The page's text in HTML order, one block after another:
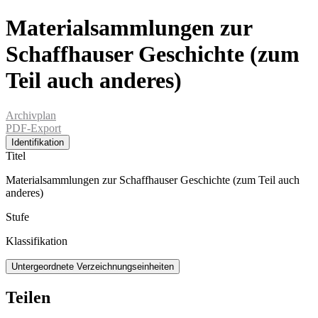
Materialsammlungen zur
Schaffhauser Geschichte (zum
Teil auch anderes)
Archivplan
PDF-Export
Identifikation
Titel
Materialsammlungen zur Schaffhauser Geschichte (zum Teil auch
anderes)
Stufe
Klassifikation
Untergeordnete Verzeichnungseinheiten
Teilen